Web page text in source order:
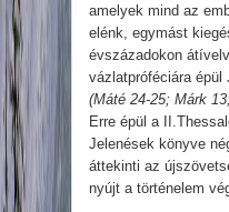
amelyek mind az
elénk, egymást
évszázadokon
vázlatpróféciára épül
(Máté 24-25; Márk
Erre épül a
Jelenések könyve
áttekinti az
nyújt a történelem